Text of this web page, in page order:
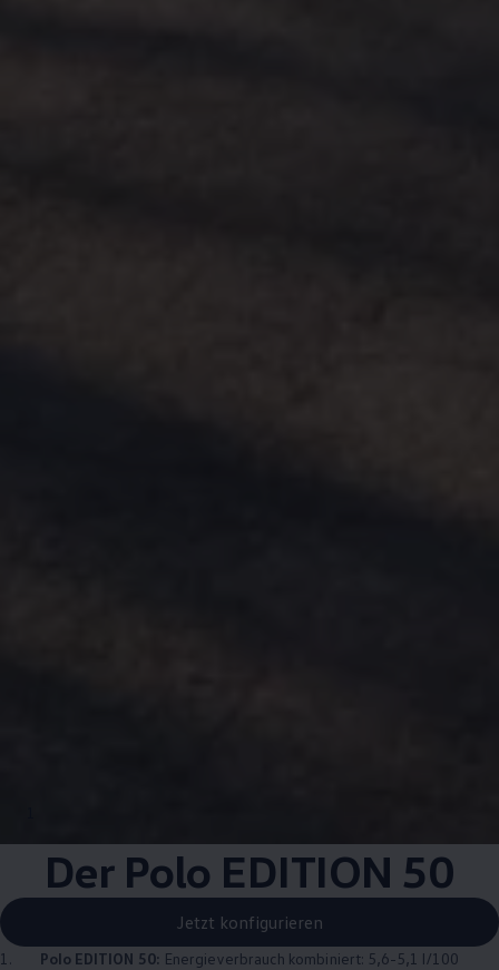
Der Polo EDITION 50
Jetzt konfigurieren
1. Polo EDITION 50: Energieverbrauch kombiniert: 5,6-5,1 l/100